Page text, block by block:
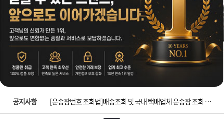
필
요
니
Q&A
파
워
맨
제
품
은
공지사항
입금확인이 안되는 상황을 대비해 꼭 입금후 고객센터 연락바랍니다.
[2026구정 연휴]설 연휴 배송 및 휴무 안내
[운송장번호 조회법]배송조회 및 국내 택배업체 운송장 조회 하는법